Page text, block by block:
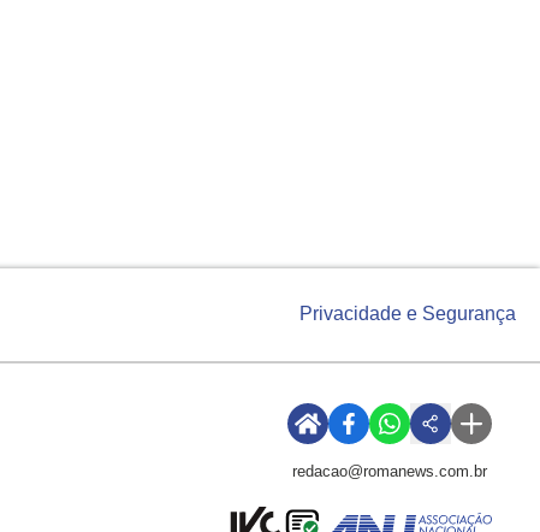
Privacidade e Segurança
redacao@romanews.com.br